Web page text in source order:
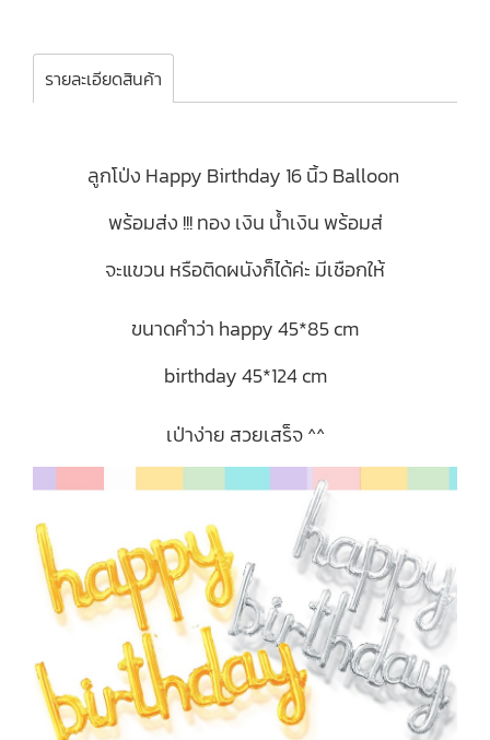
รายละเอียดสินค้า
ลูกโป่ง Happy Birthday 16 นิ้ว Balloon
พร้อมส่ง !!! ทอง เงิน น้ำเงิน พร้อมส่
จะแขวน หรือติดผนังก็ได้ค่ะ มีเชือกให้
ขนาดคำว่า happy 45*85 cm
birthday 45*124 cm
เป่าง่าย สวยเสร็จ ^^